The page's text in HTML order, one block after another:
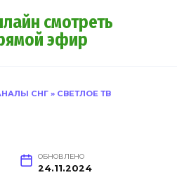
смотреть
эфир
СНГ » СВЕТЛОЕ ТВ
ОБНОВЛЕНО
24.11.2024